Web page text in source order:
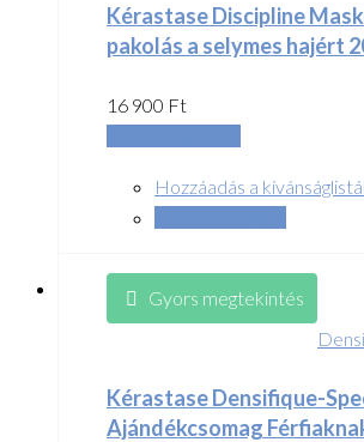
Kérastase Discipline
pakolás a selymes hajért
16 900 Ft
Hozzáadás a
Gyors megtekintés
Kérastase Densifique-
Ajándékcsomag